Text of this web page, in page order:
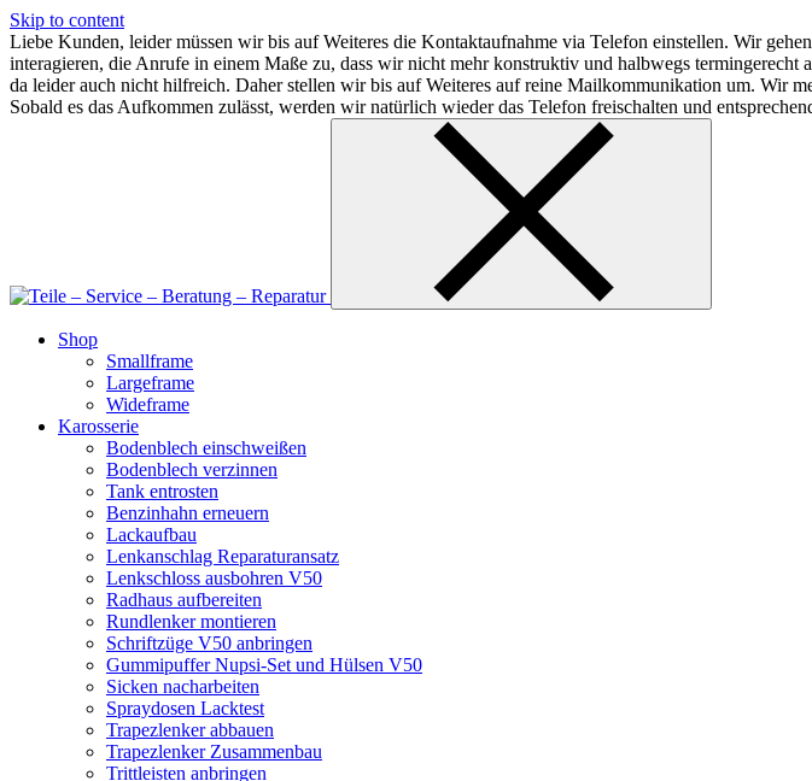
Skip to content
Liebe Kunden, leider müssen wir bis auf Weiteres die Kontaktaufnahme via Telefon einstellen. Wir
interagieren, die Anrufe in einem Maße zu, dass wir nicht mehr konstruktiv und halbwegs
da leider auch nicht hilfreich. Daher stellen wir bis auf Weiteres auf reine Mailkommunikation um. Wir
Sobald es das Aufkommen zulässt, werden wir natürlich wieder das Telefon freischalten und
Shop
Smallframe
Largeframe
Wideframe
Karosserie
Bodenblech einschweißen
Bodenblech verzinnen
Tank entrosten
Benzinhahn erneuern
Lackaufbau
Lenkanschlag Reparaturansatz
Lenkschloss ausbohren V50
Radhaus aufbereiten
Rundlenker montieren
Schriftzüge V50 anbringen
Gummipuffer Nupsi-Set und Hülsen V50
Sicken nacharbeiten
Spraydosen Lacktest
Trapezlenker abbauen
Trapezlenker Zusammenbau
Trittleisten anbringen